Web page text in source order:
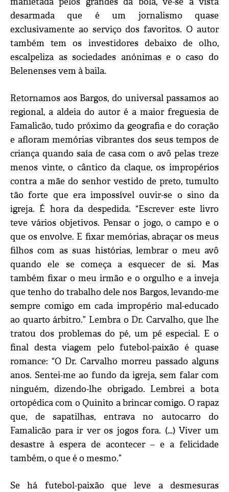
desarmada que é um jornalismo quase
exclusivamente ao serviço dos favoritos. O autor
também tem os investidores debaixo de olho,
escalpeliza as sociedades anónimas e o caso do
Belenenses vem à baila.
Retornamos aos Bargos, do universal passamos ao
regional, a aldeia do autor é a maior freguesia de
Famalicão, tudo próximo da geografia e do coração
e afloram memórias vibrantes dos seus tempos de
criança quando saía de casa com o avô pelas treze
menos vinte, o cântico da claque, os impropérios
contra a mãe do senhor vestido de preto, tumulto
tão forte que era impossível ouvir-se o sino da
igreja. É hora da despedida. “Escrever este livro
teve vários objetivos. Pensar o jogo, o campo e o
que os envolve. E fixar memórias, abraçar os meus
filhos com as suas histórias, lembrar o meu avô
quando ele se começa a esquecer de si. Mas
também fixar o meu irmão e o orgulho e a inveja
que tenho do trabalho dele nos Bargos, levando-me
sempre comigo em cada impropério mal-educado
ao quarto árbitro.” Lembra o Dr. Carvalho, que lhe
tratou dos problemas do pé, um pé especial. E o
final desta viagem pelo futebol-paixão é quase
romance: “O Dr. Carvalho morreu passado alguns
anos. Sentei-me ao fundo da igreja, sem falar com
ninguém, dizendo-lhe obrigado. Lembrei a bota
ortopédica com o Quinito a brincar comigo. O rapaz
que, de sapatilhas, entrava no autocarro do
Famalicão para ir ver os jogos fora. (…) Viver um
desastre à espera de acontecer – e a felicidade
também, o que é o mesmo.”
Se há futebol-paixão que leve a desmesuras